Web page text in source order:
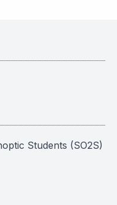
Students (SO2S)